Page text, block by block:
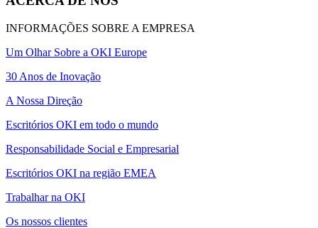
INFORMAÇÕES SOBRE A EMPRESA
Um Olhar Sobre a OKI Europe
30 Anos de Inovação
A Nossa Direção
Escritórios OKI em todo o mundo
Responsabilidade Social e Empresarial
Escritórios OKI na região EMEA
Trabalhar na OKI
Os nossos clientes